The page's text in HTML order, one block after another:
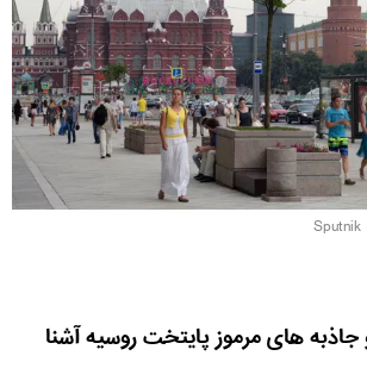
جاذبه های مرموز پایتخت روسیه آشنا